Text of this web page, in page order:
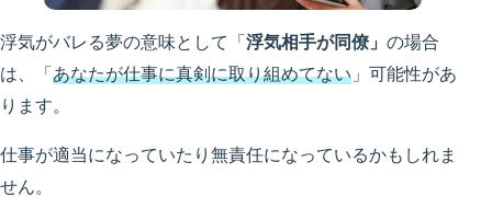
浮気がバレる夢の意味として「 浮気相手が同僚」 の場合
は、「 あなたが仕事に真剣に取り組めてない 」可能性があ
ります。
仕事が適当になっていたり無責任になっているかもしれま
せん。